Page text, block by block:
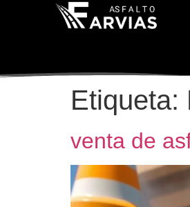
Etiqueta:
venta de